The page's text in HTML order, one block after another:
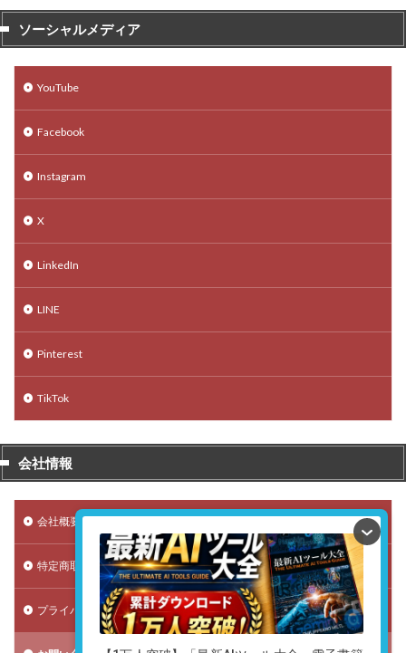
ソーシャルメディア
YouTube
Facebook
Instagram
X
LinkedIn
LINE
Pinterest
TikTok
会社情報
会社概要
特定商取引法に基づく表記
プライバシーポリシー（個人情報保護方針）